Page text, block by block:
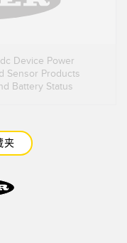
Device Power
Sensor Products
Battery Status
夹